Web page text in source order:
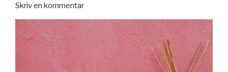
Skriv en kommentar